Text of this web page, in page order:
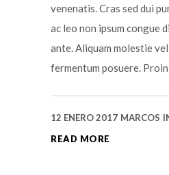
venenatis. Cras sed dui
ac leo non ipsum congue
ante. Aliquam molestie
fermentum posuere. Proin
12 ENERO 2017 MARCOS
READ MORE